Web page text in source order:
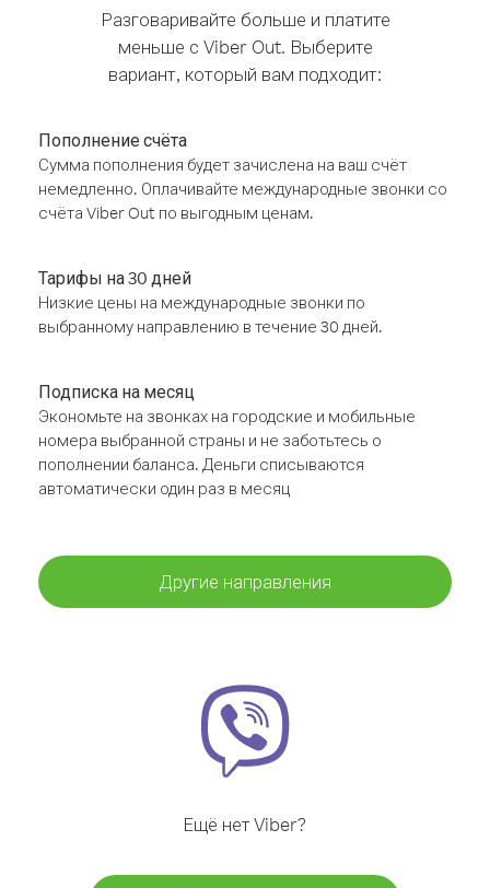
Разговаривайте больше и платите
меньше с Viber Out. Выберите
вариант, который вам подходит:
Пополнение счёта
Сумма пополнения будет зачислена на ваш счёт
немедленно. Оплачивайте международные звонки со
счёта Viber Out по выгодным ценам.
Тарифы на 30 дней
Низкие цены на международные звонки по
выбранному направлению в течение 30 дней.
Подписка на месяц
Экономьте на звонках на городские и мобильные
номера выбранной страны и не заботьтесь о
пополнении баланса. Деньги списываются
автоматически один раз в месяц
Другие направления
Ещё нет Viber?